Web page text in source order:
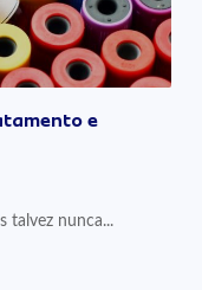
e
talvez nunca...